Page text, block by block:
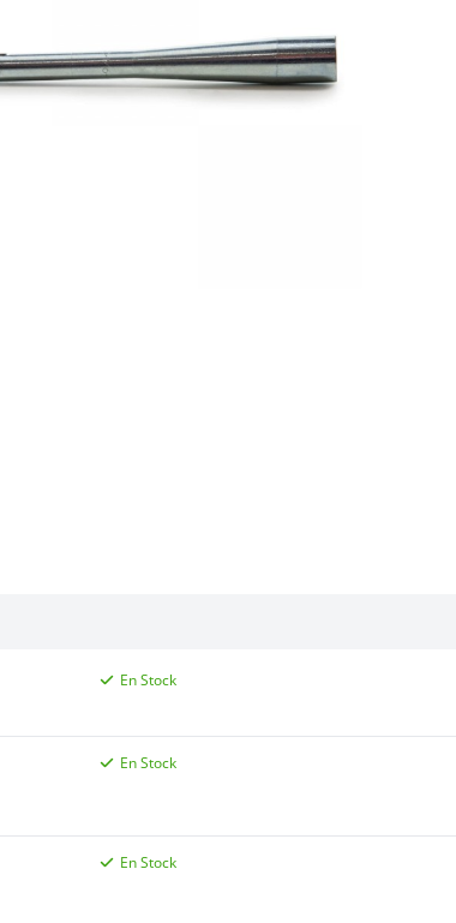
En Stock
En Stock
En Stock